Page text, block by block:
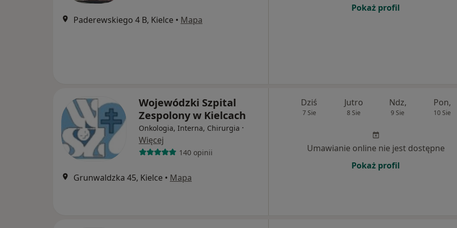
Paderewskiego 4 B, Kielce • Mapa
Pokaż profil
Wojewódzki Szpital
Zespolony w Kielcach
Onkologia, Interna, Chirurgia ·
Więcej
140 opinii
Grunwaldzka 45, Kielce • Mapa
Dziś
7 Sie
Jutro
8 Sie
Ndz,
9 Sie
Pon,
10 Sie
Umawianie online nie jest dostępne
Pokaż profil